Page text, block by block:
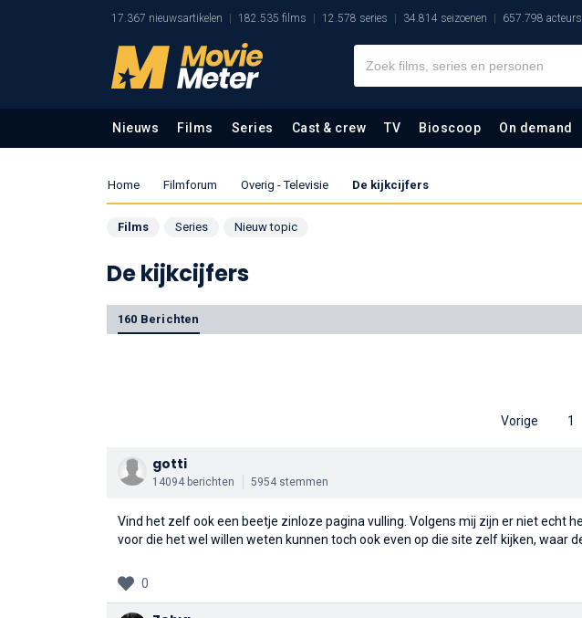
17.367 nieuwsartikelen 182.535 films 12.578 series 34.814 seizoenen 657.798 acteurs
Nieuws Films Series Cast & crew TV Bioscoop On demand
Home Filmforum Overig - Televisie De kijkcijfers
Films Series Nieuw topic
De kijkcijfers
160 Berichten
Vorige 1
gotti
14094 berichten 5954 stemmen
Vind het zelf ook een beetje zinloze pagina vulling. Volgens mij zijn er niet echt
voor die het wel willen weten kunnen toch ook even op die site zelf kijken, waar
0